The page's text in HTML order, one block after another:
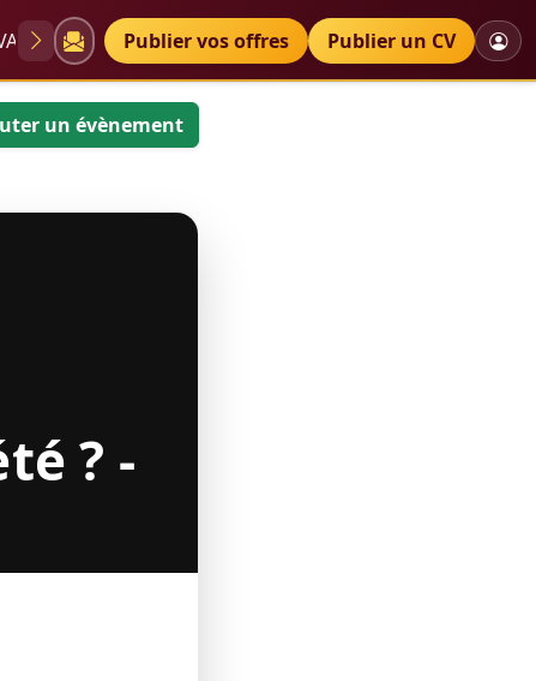
Diplômes Petites annonces
Publier vos offres Publier un CV
un évènement
? -